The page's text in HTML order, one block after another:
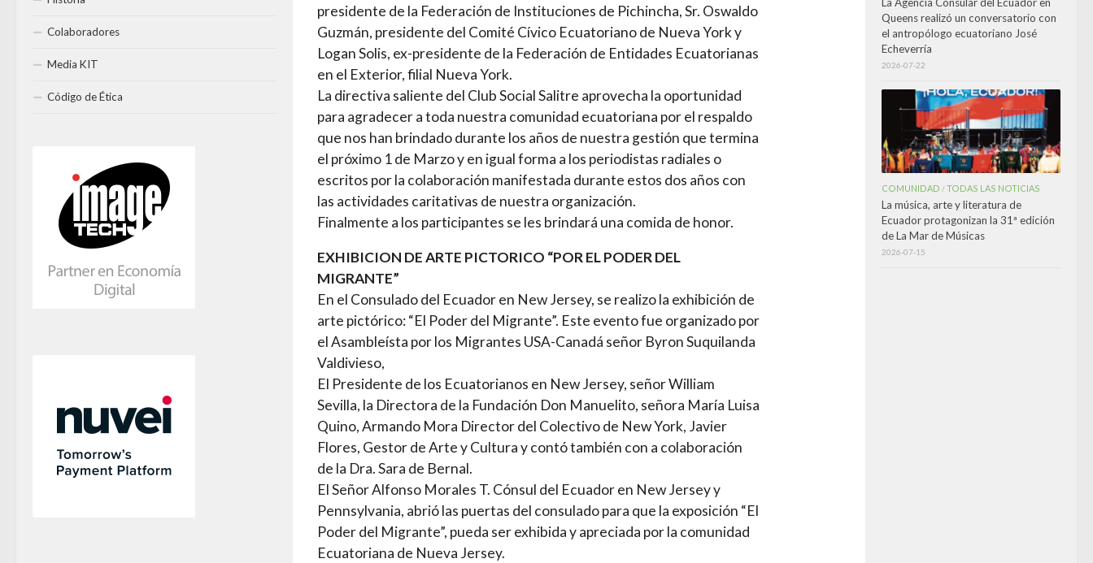
presidente de la Federación de Instituciones de Pichincha, Sr. Oswaldo
Guzmán, presidente del Comité Cívico Ecuatoriano de Nueva York y
Logan Solis, ex-presidente de la Federación de Entidades Ecuatorianas
en el Exterior, filial Nueva York.
La directiva saliente del Club Social Salitre aprovecha la oportunidad
para agradecer a toda nuestra comunidad ecuatoriana por el respaldo
que nos han brindado durante los años de nuestra gestión que termina
el próximo 1 de Marzo y en igual forma a los periodistas radiales o
escritos por la colaboración manifestada durante estos dos años con
las actividades caritativas de nuestra organización.
Finalmente a los participantes se les brindará una comida de honor.
EXHIBICION DE ARTE PICTORICO “POR EL PODER DEL
MIGRANTE”
En el Consulado del Ecuador en New Jersey, se realizo la exhibición de
arte pictórico: “El Poder del Migrante”. Este evento fue organizado por
el Asambleísta por los Migrantes USA-Canadá señor Byron Suquilanda
Valdivieso,
El Presidente de los Ecuatorianos en New Jersey, señor William
Sevilla, la Directora de la Fundación Don Manuelito, señora María Luisa
Quino, Armando Mora Director del Colectivo de New York, Javier
Flores, Gestor de Arte y Cultura y contó también con a colaboración
de la Dra. Sara de Bernal.
El Señor Alfonso Morales T. Cónsul del Ecuador en New Jersey y
Pennsylvania, abrió las puertas del consulado para que la exposición “El
Poder del Migrante”, pueda ser exhibida y apreciada por la comunidad
Ecuatoriana de Nueva Jersey.
Colaboradores
Media KIT
Código de Ética
Queens realizó un conversatorio con
el antropólogo ecuatoriano José
Echeverría
2026-07-22
COMUNIDAD /TODAS LAS NOTICIAS
La música, arte y literatura de
Ecuador protagonizan la 31ª edición
de La Mar de Músicas
2026-07-15